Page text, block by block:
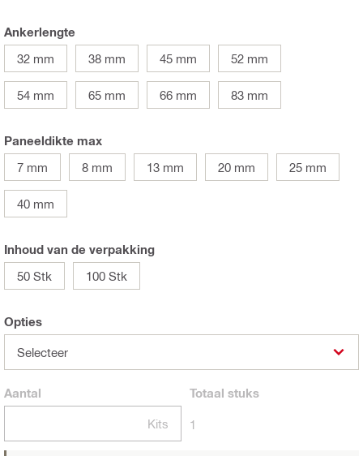
Ankerlengte
32 mm
38 mm 45 mm 52 mm
54 mm 65 mm 66 mm 83 mm
Paneeldikte max
7 mm
8 mm 13 mm 20 mm 25 mm
40 mm
Inhoud van de verpakking
50 Stk
100 Stk
Opties
Selecteer
Aantal
Kits
Totaal stuks
1